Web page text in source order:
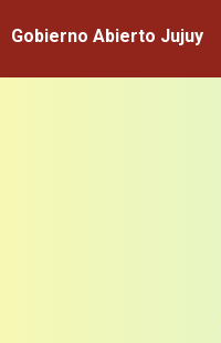
Gobierno Abierto Jujuy